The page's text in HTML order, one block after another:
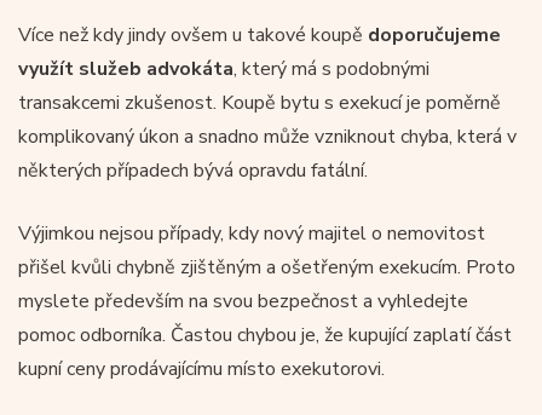
Více než kdy jindy ovšem u takové koupě doporučujeme
využít služeb advokáta, který má s podobnými
transakcemi zkušenost. Koupě bytu s exekucí je poměrně
komplikovaný úkon a snadno může vzniknout chyba, která v
některých případech bývá opravdu fatální.
Výjimkou nejsou případy, kdy nový majitel o nemovitost
přišel kvůli chybně zjištěným a ošetřeným exekucím. Proto
myslete především na svou bezpečnost a vyhledejte
pomoc odborníka. Častou chybou je, že kupující zaplatí část
kupní ceny prodávajícímu místo exekutorovi.